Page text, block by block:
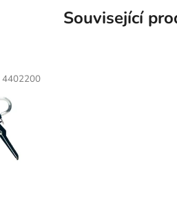
Související
4402200